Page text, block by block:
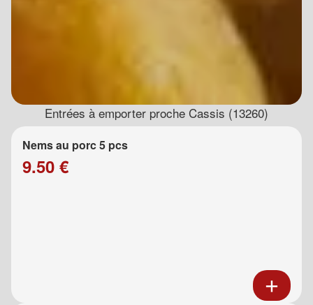
Entrées à emporter proche Cassis (13260)
Nems au porc 5 pcs
9.50 €